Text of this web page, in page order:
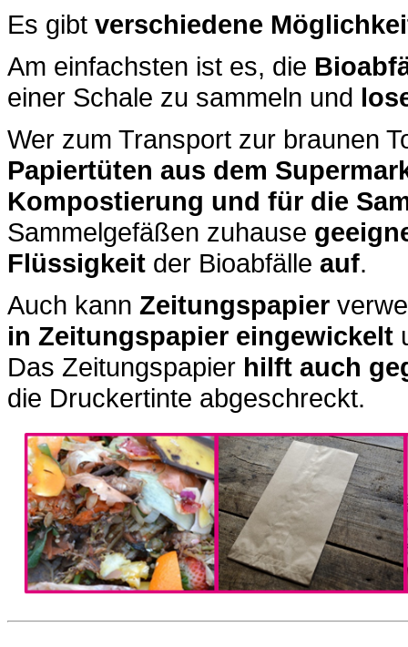
Es gibt verschiedene
Am einfachsten ist es, die
einer Schale zu sammeln und
Wer zum Transport zur braunen
Papiertüten aus dem
Kompostierung und für die
Sammelgefäßen zuhause
Flüssigkeit der Bioabfälle auf.
Auch kann Zeitungspapier
in Zeitungspapier eingewickelt
Das Zeitungspapier hilft auch
die Druckertinte abgeschreckt.